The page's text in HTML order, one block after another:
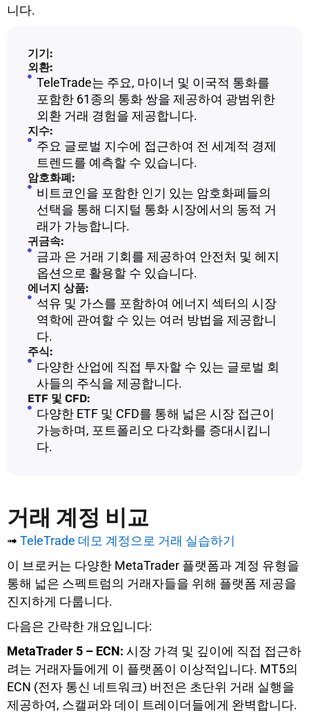
니다.
기기:
외환:
TeleTrade는 주요, 마이너 및 이국적 통화를
포함한 61종의 통화 쌍을 제공하여 광범위한
외환 거래 경험을 제공합니다.
지수:
주요 글로벌 지수에 접근하여 전 세계적 경제
트렌드를 예측할 수 있습니다.
암호화폐:
비트코인을 포함한 인기 있는 암호화폐들의
선택을 통해 디지털 통화 시장에서의 동적 거
래가 가능합니다.
귀금속:
금과 은 거래 기회를 제공하여 안전처 및 헤지
옵션으로 활용할 수 있습니다.
에너지 상품:
석유 및 가스를 포함하여 에너지 섹터의 시장
역학에 관여할 수 있는 여러 방법을 제공합니
다.
주식:
다양한 산업에 직접 투자할 수 있는 글로벌 회
사들의 주식을 제공합니다.
ETF 및 CFD:
다양한 ETF 및 CFD를 통해 넓은 시장 접근이
가능하며, 포트폴리오 다각화를 증대시킵니
다.
거래 계정 비교
➟ TeleTrade 데모 계정으로 거래 실습하기
이 브로커는 다양한 MetaTrader 플랫폼과 계정 유형을
통해 넓은 스펙트럼의 거래자들을 위해 플랫폼 제공을
진지하게 다룹니다.
다음은 간략한 개요입니다:
MetaTrader 5 – ECN: 시장 가격 및 깊이에 직접 접근하
려는 거래자들에게 이 플랫폼이 이상적입니다. MT5의
ECN (전자 통신 네트워크) 버전은 초단위 거래 실행을
제공하여, 스캘퍼와 데이 트레이더들에게 완벽합니다.